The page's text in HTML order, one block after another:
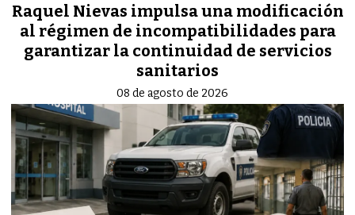
Raquel Nievas impulsa una modificación
al régimen de incompatibilidades para
garantizar la continuidad de servicios
sanitarios
08 de agosto de 2026